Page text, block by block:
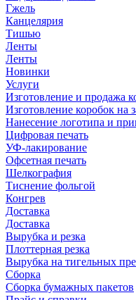
Гжель
Канцелярия
Тишью
Ленты
Ленты
Новинки
Услуги
Изготовление и продажа
Изготовление коробок на
Нанесение логотипа и
Цифровая печать
УФ-лакирование
Офсетная печать
Шелкография
Тиснение фольгой
Конгрев
Доставка
Доставка
Вырубка и резка
Плоттерная резка
Вырубка на тигельных
Сборка
Сборка бумажных пакетов